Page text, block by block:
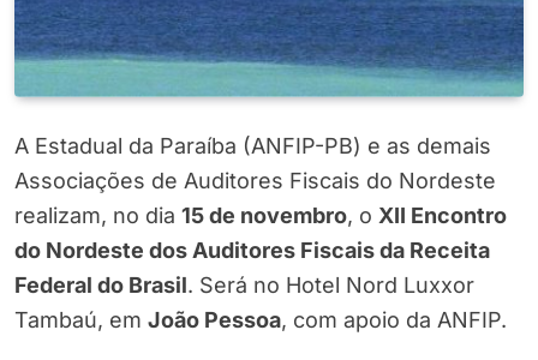
A Estadual da Paraíba (ANFIP-PB) e as demais
Associações de Auditores Fiscais do Nordeste
realizam, no dia 15 de novembro, o XII Encontro
do Nordeste dos Auditores Fiscais da Receita
Federal do Brasil. Será no Hotel Nord Luxxor
Tambaú, em João Pessoa, com apoio da ANFIP.